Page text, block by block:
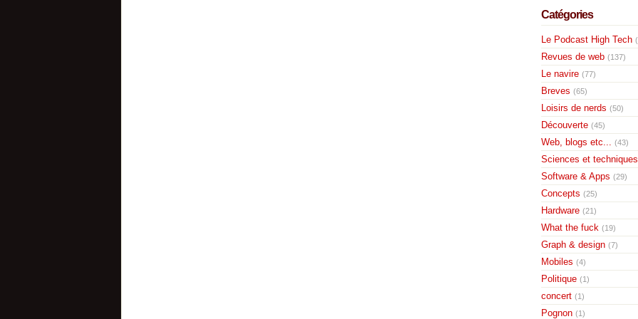
Catégories
Le Podcast High Tech
Revues de web (137)
Le navire (77)
Breves (65)
Loisirs de nerds (50)
Découverte (45)
Web, blogs etc... (43)
Sciences et techniques
Software & Apps (29)
Concepts (25)
Hardware (21)
What the fuck (19)
Graph & design (7)
Mobiles (4)
Politique (1)
concert (1)
Pognon (1)